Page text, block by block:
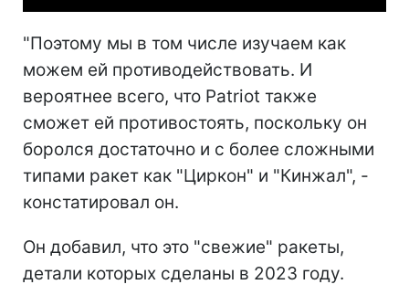
"Поэтому мы в том числе изучаем как
можем ей противодействовать. И
вероятнее всего, что Patriot также
сможет ей противостоять, поскольку он
боролся достаточно и с более сложными
типами ракет как "Циркон" и "Кинжал", -
констатировал он.
Он добавил, что это "свежие" ракеты,
детали которых сделаны в 2023 году.